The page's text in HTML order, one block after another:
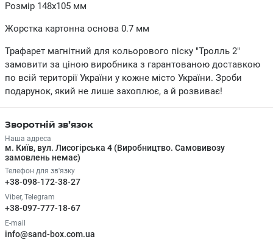
Розмір 148х105 мм
Жорстка картонна основа 0.7 мм
Трафарет магнітний для кольорового піску "Тролль 2"
замовити за ціною виробника з гарантованою доставкою
по всій території України у кожне місто України. Зроби
подарунок, який не лише захоплює, а й розвиває!
Зворотній зв’язок
Наша адреса
м. Київ, вул. Лисогірська 4 (Виробництво. Самовивозу
замовлень немає)
Телефон для зв'язку
+38-098-172-38-27
Viber, Telegram
+38-097-777-18-67
E-mail
info@sand-box.com.ua